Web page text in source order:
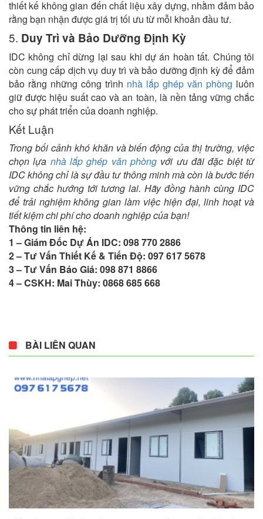
thiết kế không gian đến chất liệu xây dựng, nhằm đảm bảo
rằng bạn nhận được giá trị tối ưu từ mỗi khoản đầu tư.
5. Duy Trì và Bảo Dưỡng Định Kỳ
IDC không chỉ dừng lại sau khi dự án hoàn tất. Chúng tôi
còn cung cấp dịch vụ duy trì và bảo dưỡng định kỳ để đảm
bảo rằng những công trình nhà lắp ghép văn phòng luôn
giữ được hiệu suất cao và an toàn, là nền tảng vững chắc
cho sự phát triển của doanh nghiệp.
Kết Luận
Trong bối cảnh khó khăn và biến động của thị trường, việc
chọn lựa nhà lắp ghép văn phòng với ưu đãi đặc biệt từ
IDC không chỉ là sự đầu tư thông minh mà còn là bước tiến
vững chắc hướng tới tương lai. Hãy đồng hành cùng IDC
để trải nghiệm không gian làm việc hiện đại, linh hoạt và
tiết kiệm chi phí cho doanh nghiệp của bạn!
Thông tin liên hệ:
1 – Giám Đốc Dự Án IDC: 098 770 2886
2 – Tư Vấn Thiết Kế & Tiến Độ: 097 617 5678
3 – Tư Vấn Báo Giá: 098 871 8866
4 – CSKH: Mai Thùy: 0868 685 668
BÀI LIÊN QUAN